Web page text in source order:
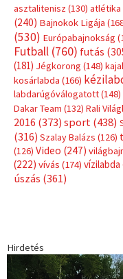
asztalitenisz (130) atlétika
(240) Bajnokok Ligája
(530) Európabajnokság
Futball (760) futás
(181) Jégkorong (148)
kosárlabda (166)
labdarúgóválogatott(148)
Dakar Team (132) Rali
2016 (373) sport(438)
(316) Szalay Balázs (126)
(126) Video (247)
(222) vívás (174) vízilabda
úszás (361)
Hirdetés